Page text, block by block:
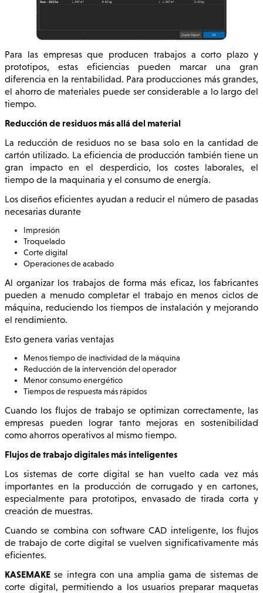
Para las empresas que producen trabajos a corto plazo y
prototipos, estas eficiencias pueden marcar una gran
diferencia en la rentabilidad. Para producciones más grandes,
el ahorro de materiales puede ser considerable a lo largo del
tiempo.
Reducción de residuos más allá del material
La reducción de residuos no se basa solo en la cantidad de
cartón utilizado. La eficiencia de producción también tiene un
gran impacto en el desperdicio, los costes laborales, el
tiempo de la maquinaria y el consumo de energía.
Los diseños eficientes ayudan a reducir el número de pasadas
necesarias durante
Impresión
Troquelado
Corte digital
Operaciones de acabado
Al organizar los trabajos de forma más eficaz, los fabricantes
pueden a menudo completar el trabajo en menos ciclos de
máquina, reduciendo los tiempos de instalación y mejorando
el rendimiento.
Esto genera varias ventajas
Menos tiempo de inactividad de la máquina
Reducción de la intervención del operador
Menor consumo energético
Tiempos de respuesta más rápidos
Cuando los flujos de trabajo se optimizan correctamente, las
empresas pueden lograr tanto mejoras en sostenibilidad
como ahorros operativos al mismo tiempo.
Flujos de trabajo digitales más inteligentes
Los sistemas de corte digital se han vuelto cada vez más
importantes en la producción de corrugado y en cartones,
especialmente para prototipos, envasado de tirada corta y
creación de muestras.
Cuando se combina con software CAD inteligente, los flujos
de trabajo de corte digital se vuelven significativamente más
eficientes.
KASEMAKE se integra con una amplia gama de sistemas de
corte digital, permitiendo a los usuarios preparar maquetas